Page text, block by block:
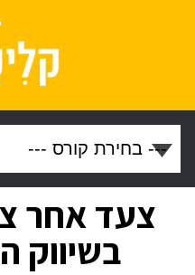
צעד אחר
בשיווק